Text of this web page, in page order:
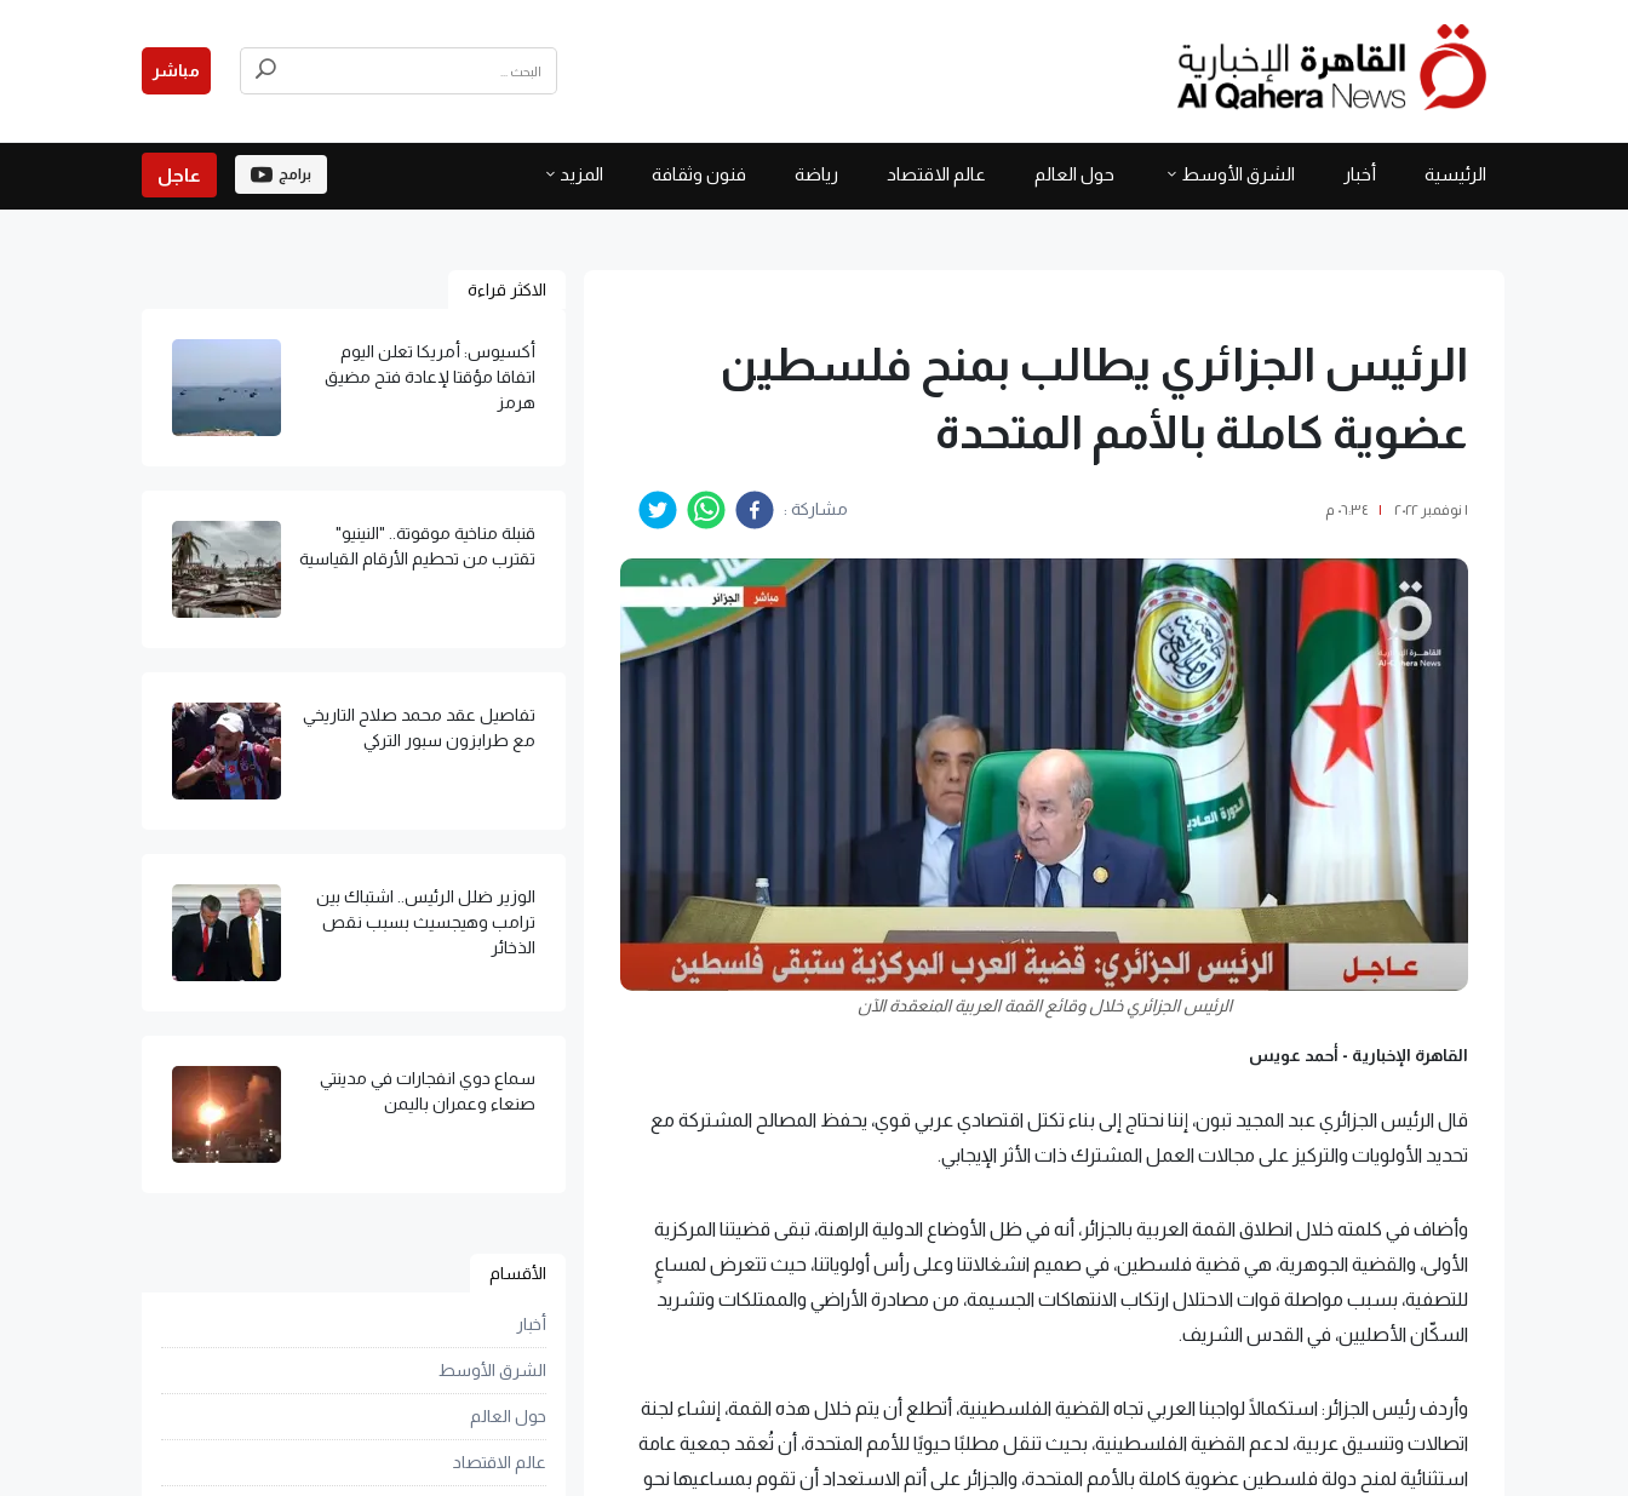
مباشر
الرئيسية أخبار الشرق الأوسط حول العالم عالم الاقتصاد رياضة فنون وثقافة المزيد برامج عاجل
الرئيس الجزائري يطالب بمنح فلسطين
عضوية كاملة بالأمم المتحدة
١ نوفمبر ٢٠٢٢ | ٠٦:٣٤ م مشاركة :
الرئيس الجزائري خلال وقائع القمة العربية المنعقدة الآن
القاهرة الإخبارية - أحمد عويس
قال الرئيس الجزائري عبد المجيد تبون، إننا نحتاج إلى بناء تكتل اقتصادي عربي قوي، يحفظ المصالح المشتركة مع
تحديد الأولويات والتركيز على مجالات العمل المشترك ذات الأثر الإيجابي.
وأضاف في كلمته خلال انطلاق القمة العربية بالجزائر، أنه في ظل الأوضاع الدولية الراهنة، تبقى قضيتنا المركزية
الأولى، والقضية الجوهرية، هي قضية فلسطين، في صميم انشغالاتنا وعلى رأس أولوياتنا، حيث تتعرض لمساعٍ
للتصفية، بسبب مواصلة قوات الاحتلال ارتكاب الانتهاكات الجسيمة، من مصادرة الأراضي والممتلكات وتشريد
السكّان الأصليين، في القدس الشريف.
وأردف رئيس الجزائر: استكمالًا لواجبنا العربي تجاه القضية الفلسطينية، أتطلع أن يتم خلال هذه القمة، إنشاء لجنة
اتصالات وتنسيق عربية، لدعم القضية الفلسطينية، بحيث تنقل مطلبًا حيويًا للأمم المتحدة، أن تُعقد جمعية عامة
استثنائية لمنح دولة فلسطين عضوية كاملة بالأمم المتحدة، والجزائر على أتم الاستعداد أن تقوم بمساعيها نحو
الاكثر قراءة
أكسيوس: أمريكا تعلن اليوم
اتفاقا مؤقتا لإعادة فتح مضيق
هرمز
قنبلة مناخية موقوتة.. "النينيو"
تقترب من تحطيم الأرقام القياسية
تفاصيل عقد محمد صلاح التاريخي
مع طرابزون سبور التركي
الوزير ضلل الرئيس.. اشتباك بين
ترامب وهيجسيث بسبب نقص
الذخائر
سماع دوي انفجارات في مدينتي
صنعاء وعمران باليمن
الأقسام
أخبار
الشرق الأوسط
حول العالم
عالم الاقتصاد